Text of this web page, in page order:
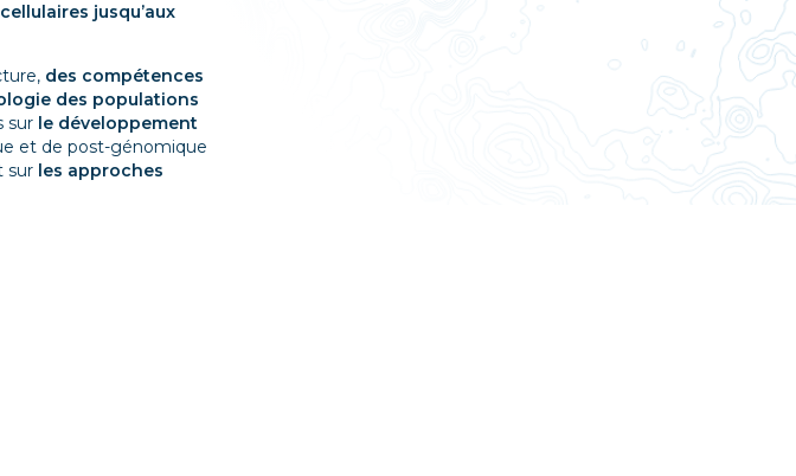
jusqu’aux
des compétences
des populations
sur le développement
et de post-génomique
sur les approches